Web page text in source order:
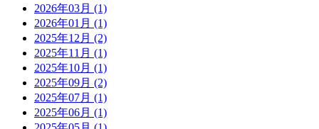
2026年03月 (1)
2026年01月 (1)
2025年12月 (2)
2025年11月 (1)
2025年10月 (1)
2025年09月 (2)
2025年07月 (1)
2025年06月 (1)